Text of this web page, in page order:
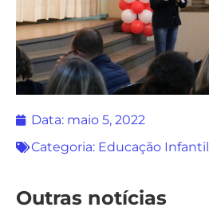
Data: maio 5, 2022
Categoria: Educação Infantil
Outras notícias